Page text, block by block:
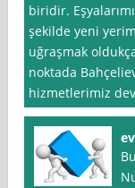
biridir.
şekilde yeni
uğraşmak
noktada
hizmetlerimiz